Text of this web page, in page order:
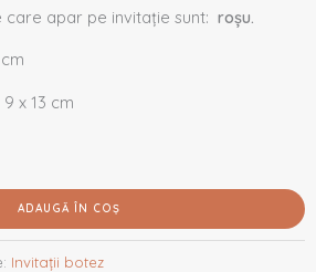
apar pe invitație sunt: roșu.
x 13 cm
ADAUGĂ ÎN COȘ
Invitații botez